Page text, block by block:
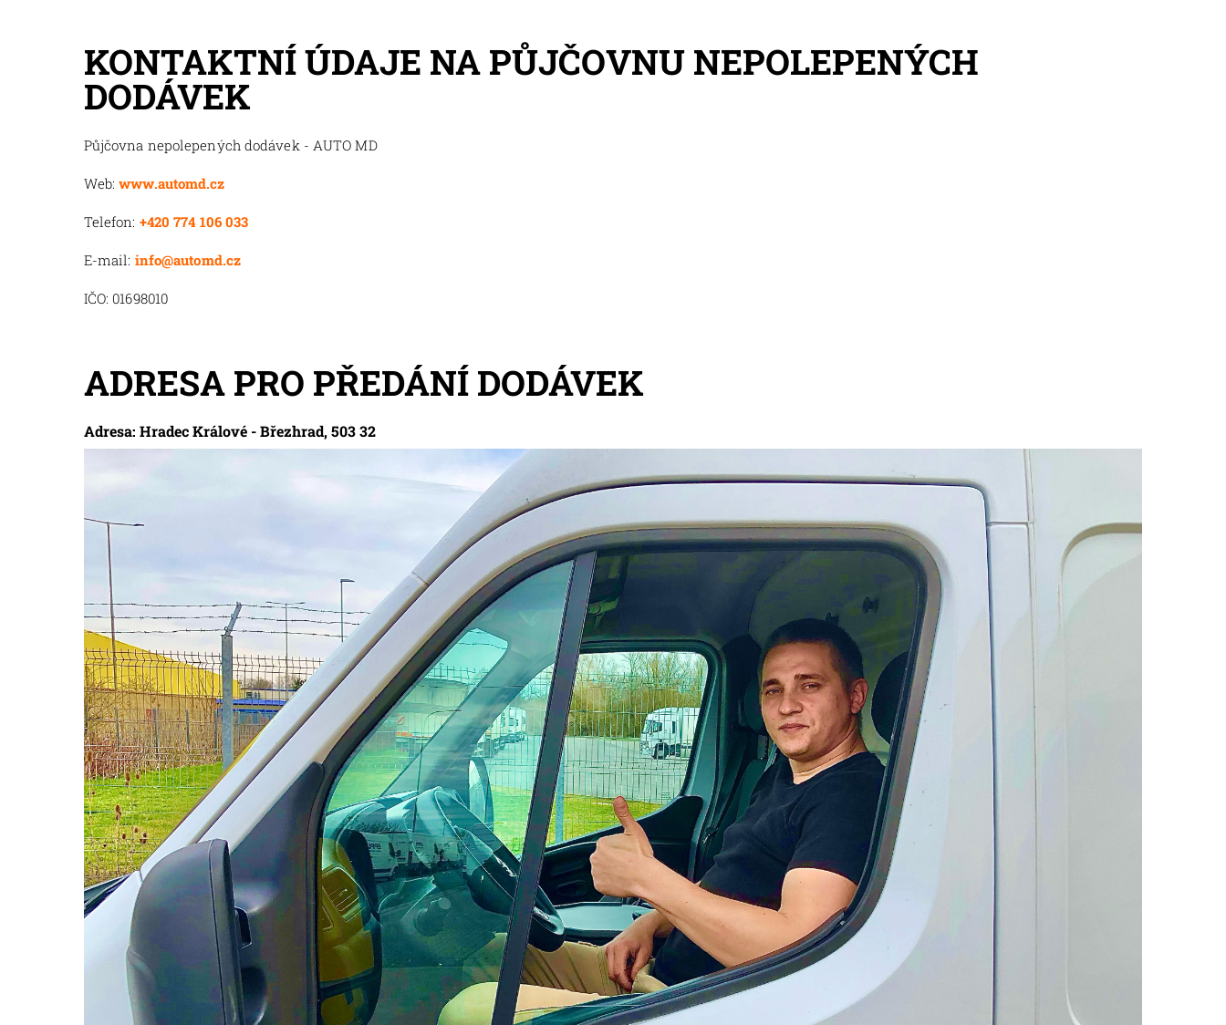
KONTAKTNÍ ÚDAJE NA PŮJČOVNU NEPOLEPENÝCH
DODÁVEK
Půjčovna nepolepených dodávek - AUTO MD
Web:www.automd.cz
Telefon: +420 774 106 033
E-mail: info@automd.cz
IČO: 01698010
ADRESA PRO PŘEDÁNÍ DODÁVEK
Adresa: Hradec Králové - Březhrad, 503 32